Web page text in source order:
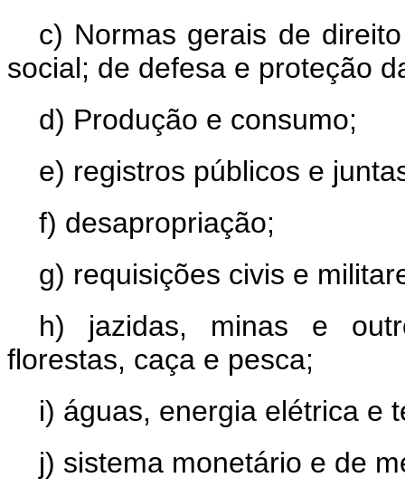
c) Normas gerais de
social; de defesa e proteção
d) Produção e consumo;
e) registros públicos e
f) desapropriação;
g) requisições civis e
h) jazidas, minas e
florestas, caça e pesca;
i) águas, energia elétrica e
j) sistema monetário e de